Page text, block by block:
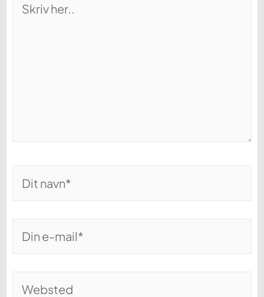
her..
navn*
e-
mail*